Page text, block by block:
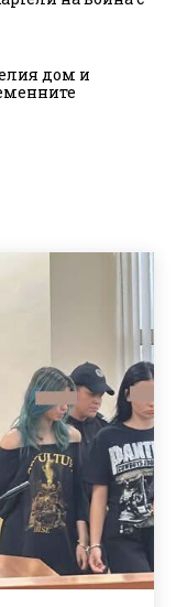
дом и